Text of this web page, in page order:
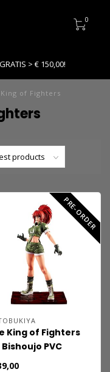
0
> € 150,00!
of Fighters
PRE-ORDER
King of Fighters
Bishoujo PVC
1/7 Orochi